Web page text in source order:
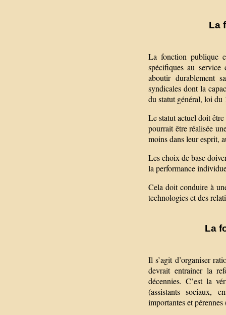
La
La fonction publique
spécifiques au service
aboutir durablement
syndicales dont la
du statut général, loi
Le statut actuel doit être
pourrait être réalisée
moins dans leur esprit,
Les choix de base
la performance
Cela doit conduire à
technologies et des
La
Il s’agit d’organiser
devrait entrainer la
décennies. C’est la
(assistants sociaux,
importantes et